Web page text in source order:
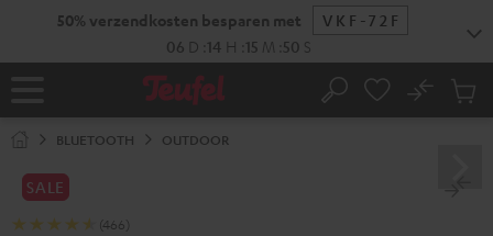
50% verzendkosten besparen met
VKF-72F
06 D 14 H 15 M 49 S
Home Zoeken
No
BLUETOOTH OUTDOOR
SALE
(466)